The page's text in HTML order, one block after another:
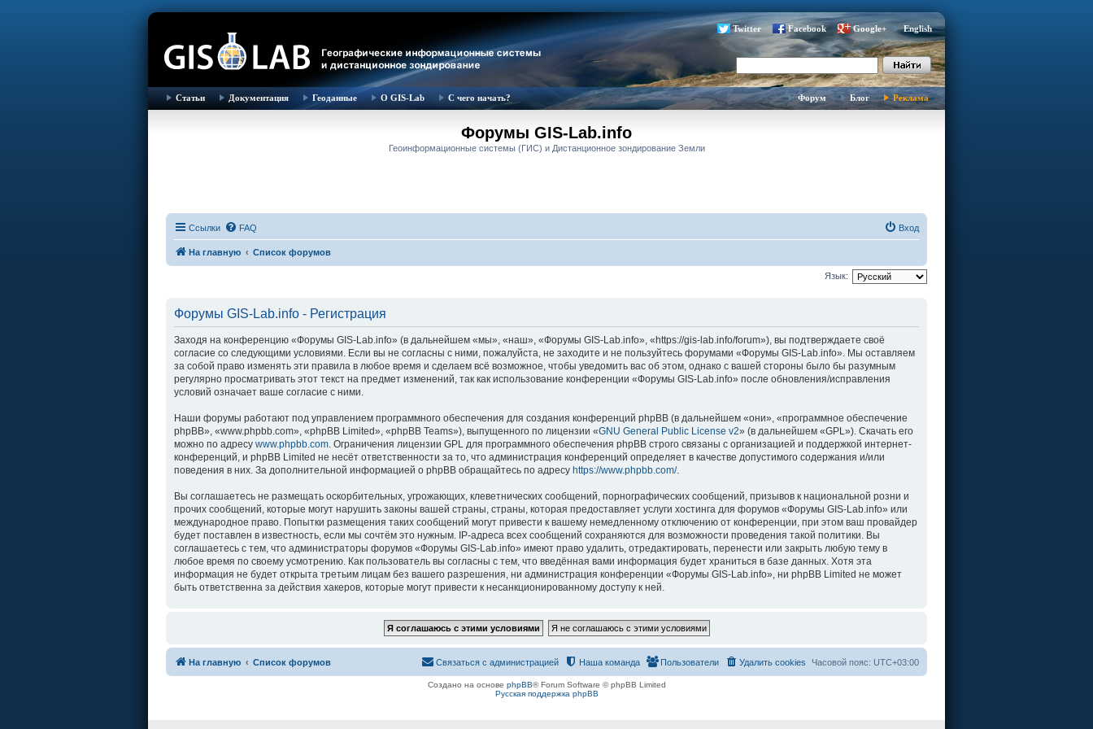
Twitter Facebook Google+ English
Статьи Документация Геоданные О GIS-Lab С чего начать? Форум Блог Реклама
Форумы GIS-Lab.info
Геоинформационные системы (ГИС) и Дистанционное зондирование Земли
Ссылки FAQ Вход
На главную Список форумов
Язык:
Форумы GIS-Lab.info - Регистрация
Заходя на конференцию «Форумы GIS-Lab.info» (в дальнейшем «мы», «наш», «Форумы GIS-Lab.info», «https://gis-lab.info/forum»), вы подтверждаете своё
согласие со следующими условиями. Если вы не согласны с ними, пожалуйста, не заходите и не пользуйтесь форумами «Форумы GIS-Lab.info». Мы оставляем
за собой право изменять эти правила в любое время и сделаем всё возможное, чтобы уведомить вас об этом, однако с вашей стороны было бы разумным
регулярно просматривать этот текст на предмет изменений, так как использование конференции «Форумы GIS-Lab.info» после обновления/исправления
условий означает ваше согласие с ними.
Наши форумы работают под управлением программного обеспечения для создания конференций phpBB (в дальнейшем «они», «программное обеспечение
phpBB», «www.phpbb.com», «phpBB Limited», «phpBB Teams»), выпущенного по лицензии «GNU General Public License v2» (в дальнейшем «GPL»). Скачать его
можно по адресу www.phpbb.com . Ограничения лицензии GPL для программного обеспечения phpBB строго связаны с организацией и поддержкой интернет-
конференций, и phpBB Limited не несёт ответственности за то, что администрация конференций определяет в качестве допустимого содержания и/или
поведения в них. За дополнительной информацией о phpBB обращайтесь по адресу https://www.phpbb.com/.
Вы соглашаетесь не размещать оскорбительных, угрожающих, клеветнических сообщений, порнографических сообщений, призывов к национальной розни и
прочих сообщений, которые могут нарушить законы вашей страны, страны, которая предоставляет услуги хостинга для форумов «Форумы GIS-Lab.info» или
международное право. Попытки размещения таких сообщений могут привести к вашему немедленному отключению от конференции, при этом ваш провайдер
будет поставлен в известность, если мы сочтём это нужным. IP-адреса всех сообщений сохраняются для возможности проведения такой политики. Вы
соглашаетесь с тем, что администраторы форумов «Форумы GIS-Lab.info» имеют право удалить, отредактировать, перенести или закрыть любую тему в
любое время по своему усмотрению. Как пользователь вы согласны с тем, что введённая вами информация будет храниться в базе данных. Хотя эта
информация не будет открыта третьим лицам без вашего разрешения, ни администрация конференции «Форумы GIS-Lab.info», ни phpBB Limited не может
быть ответственна за действия хакеров, которые могут привести к несанкционированному доступу к ней.
На главную Список форумов Часовой пояс: UTC+03:00
Удалить cookies
Пользователи
Наша команда
Связаться с администрацией
Создано на основе phpBB® Forum Software © phpBB Limited
Русская поддержка phpBB